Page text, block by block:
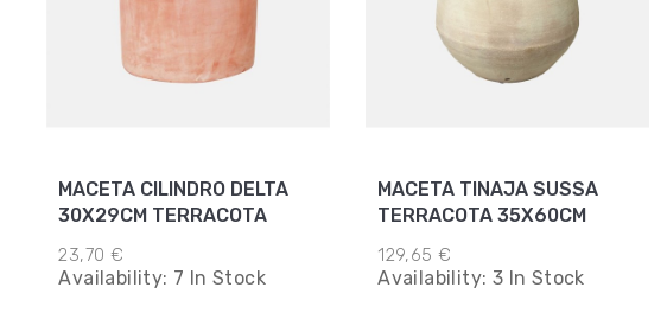
MACETA CILINDRO DELTA
30X29CM TERRACOTA
23,70 €
Availability: 7 In Stock
MACETA TINAJA SUSSA
TERRACOTA 35X60CM
129,65 €
Availability: 3 In Stock